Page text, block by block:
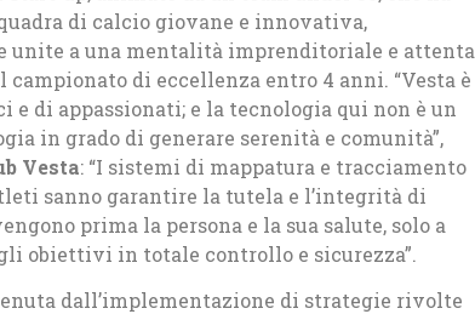
di calcio giovane e innovativa,
unite a una mentalità imprenditoriale e attenta
di eccellenza entro 4 anni. “Vesta è
di appassionati; e la tecnologia qui non è un
in grado di generare serenità e comunità”,
Vesta: “I sistemi di mappatura e tracciamento
sanno garantire la tutela e l’integrità di
prima la persona e la sua salute, solo a
obiettivi in totale controllo e sicurezza”.
dall’implementazione di strategie rivolte